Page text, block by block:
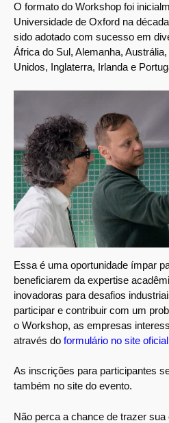
O formato do Workshop foi
Universidade de Oxford na
sido adotado com sucesso em
África do Sul, Alemanha,
Unidos, Inglaterra, Irlanda e
Essa é uma oportunidade ímpar
beneficiarem da expertise
inovadoras para desafios
participar e contribuir com um
o Workshop, as empresas
através do formulário no site
As inscrições para participantes
também no site do evento.
Não perca a chance de trazer